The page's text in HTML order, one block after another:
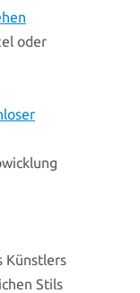
oder
Künstlers
Stils